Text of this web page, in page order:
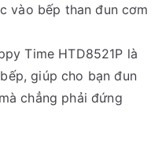
vào bếp than đun cơm
Time HTD8521P là
giúp cho bạn đun
chẳng phải đứng